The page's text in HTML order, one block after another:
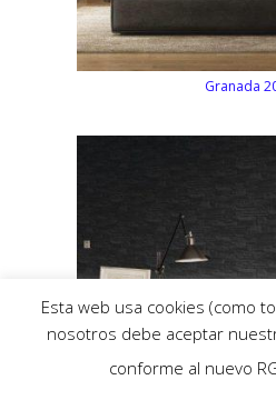
Granada
Esta web usa cookies (como
nosotros debe aceptar
conforme al nuevo